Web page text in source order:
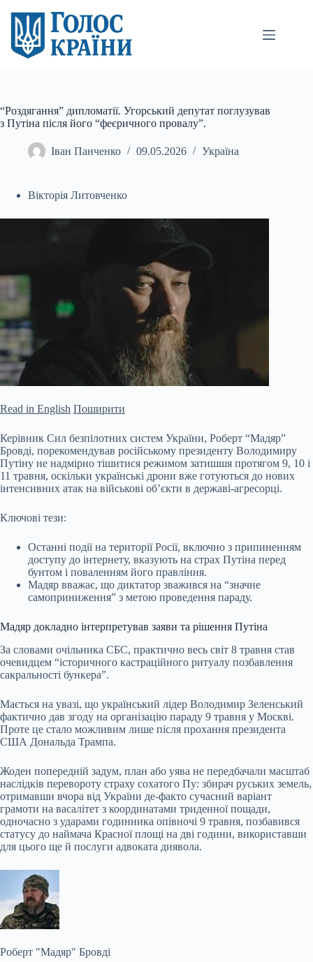
вмісту
“Роздягання” дипломатії. Угорський депутат поглузував
з Путіна після його “феєричного провалу”.
Іван Панченко 09.05.2026 Україна
Вікторія Литовченко
Read in English Поширити
Керівник Сил безпілотних систем України, Роберт “Мадяр”
Бровді, порекомендував російському президенту Володимиру
Путіну не надмірно тішитися режимом затишшя протягом 9, 10 і
11 травня, оскільки українські дрони вже готуються до нових
інтенсивних атак на військові об’єкти в державі-агресорці.
Ключові тези:
Останні події на території Росії, включно з припиненням
доступу до інтернету, вказують на страх Путіна перед
бунтом і поваленням його правління.
Мадяр вважає, що диктатор зважився на “значне
самоприниження” з метою проведення параду.
Мадяр докладно інтерпретував заяви та рішення Путіна
За словами очільника СБС, практично весь світ 8 травня став
очевидцем “історичного кастраційного ритуалу позбавлення
сакральності бункера”.
Мається на увазі, що український лідер Володимир Зеленський
фактично дав згоду на організацію параду 9 травня у Москві.
Проте це стало можливим лише після прохання президента
США Дональда Трампа.
Жоден попередній задум, план або уява не передбачали масштаб
наслідків перевороту страху сохатого Пу: збирач руських земель,
отримавши вчора від України де-факто сучасний варіант
грамоти на васалітет з координатами триденної пощади,
одночасно з ударами годинника опівночі 9 травня, позбавився
статусу до наймача Красної площі на дві години, використавши
для цього ще й послуги адвоката диявола.
Роберт "Мадяр" Бровді